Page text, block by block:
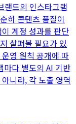
랜드의 인스타그램
히 콘텐츠 품질이
계정 성과를 판단
살펴볼 필요가 있
영 원칙 공개에 따
마다 별도의 AI 기반
니라, 각 노출 영역